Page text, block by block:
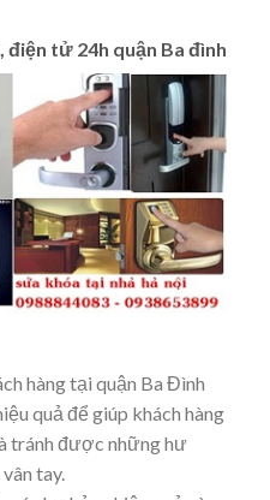
điện tử 24h quận Ba đình
hàng tại quận Ba Đình
quả để giúp khách hàng
tránh được những hư
tay.